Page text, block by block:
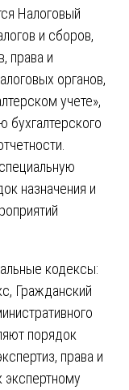
Налоговый
и сборов,
права и
органов,
учете»,
назначения и
кодексы:
Гражданский
порядок
права и
экспертному